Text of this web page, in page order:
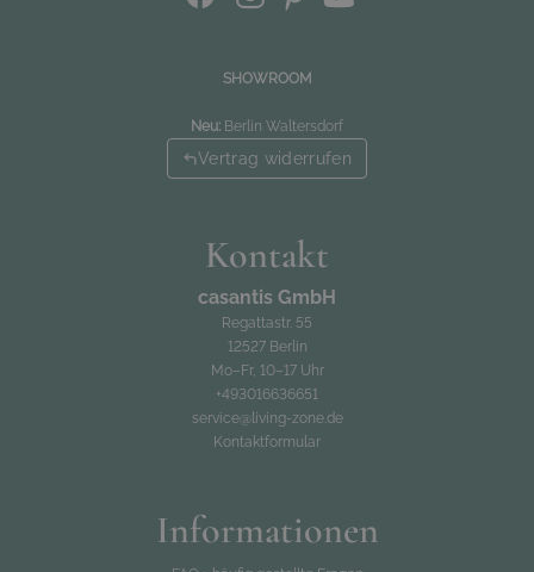
SHOWROOM
Neu: Berlin Waltersdorf
Vertrag widerrufen
Kontakt
casantis GmbH
Regattastr. 55
12527 Berlin
Mo–Fr, 10–17 Uhr
+493016636651
service@living-zone.de
Kontaktformular
Informationen